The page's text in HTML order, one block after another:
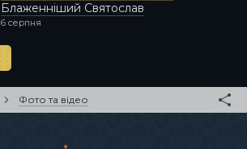
Блаженніший Святослав
6 серпня
Фото та відео